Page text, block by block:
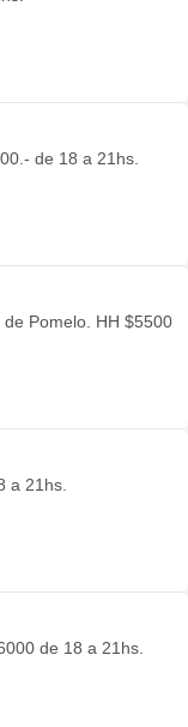
natural. 2x1 $7000.- de 18 a 21hs.
Pomelo. HH $5500
a 21hs.
Garnish de Lima. HH $6000 de 18 a 21hs.